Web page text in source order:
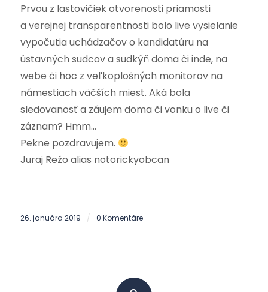
Prvou z lastovičiek otvorenosti priamosti
a verejnej transparentnosti bolo live vysielanie
vypočutia uchádzačov o kandidatúru na
ústavných sudcov a sudkýň doma či inde, na
webe či hoc z veľkoplošných monitorov na
námestiach väčších miest. Aká bola
sledovanosť a záujem doma či vonku o live či
záznam? Hmm…
Pekne pozdravujem.
Juraj Režo alias notorickyobcan
26. januára 2019 / 0 Komentáre